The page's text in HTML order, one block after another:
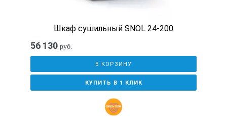
Стандартное количество полок
Шкаф сушильный SNOL 24-200
56 130 руб.
В КОРЗИНУ
КУПИТЬ В 1 КЛИК